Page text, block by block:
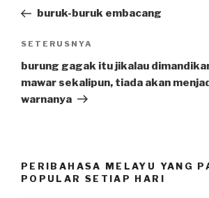
Postburuk-buruk embacang
Next
Post
SETERUSNYA
burung gagak itu jikalau
mawar sekalipun, tiada akan
warnanya
PERIBAHASA MELAYU YANG
POPULAR SETIAP HARI